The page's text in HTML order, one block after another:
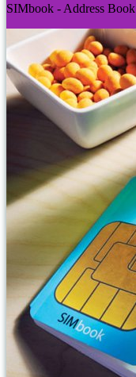
SIMbook - Address Book